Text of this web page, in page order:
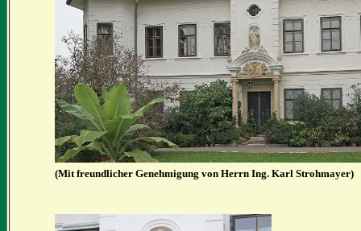
(Mit freundlicher Genehmigung von Herrn Ing. Karl Strohmayer)